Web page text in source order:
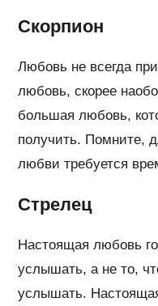
Скорпион
Любовь не всегда
любовь, скорее
большая любовь,
получить. Помните,
любви требуется
Стрелец
Настоящая любовь
услышать, а не то,
услышать.